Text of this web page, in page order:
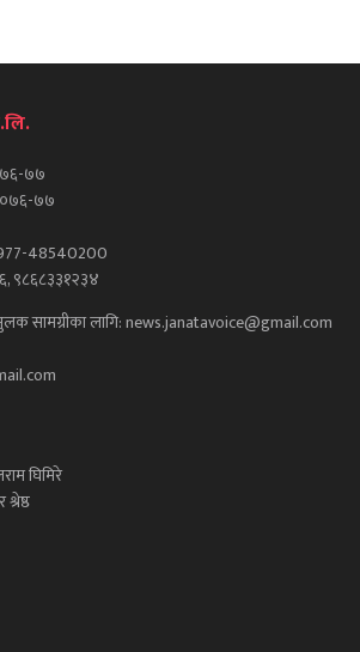
७७
०७६-७७
48540200
९८६८३३१२३४
सामग्रीका लागि: news.janatavoice@gmail.com
घिमिरे